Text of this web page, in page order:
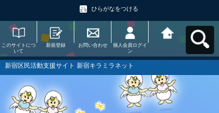
ひらがなをつける
このサイトにつ
いて
新規登録 お問い合わせ
個人会員ログイ
ン
ラミラネットへ
新宿区民活動支援サイト 新宿キラミラネット